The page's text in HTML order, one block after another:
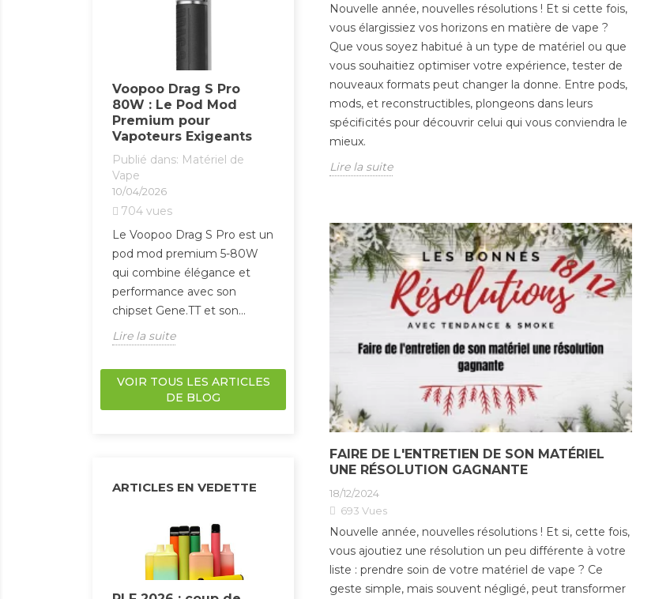
Voopoo Drag S Pro
80W : Le Pod Mod
Premium pour
Vapoteurs Exigeants
Publié dans: Matériel de
Vape
10/04/2026
704 vues
Le Voopoo Drag S Pro est un
pod mod premium 5-80W
qui combine élégance et
performance avec son
chipset Gene.TT et son...
Lire la suite
UWELL Caliburn G3 Pro
: Le Pod Compact 35W
Haute Performance
Publié dans:Matériel de
10/04/2026
444vues
est un pod puissant de 35W
OLED intuitif,...
Lire la suite
PLF 2026 : coup de
théâtre autour de
l’article 23, la
régulation de la vape
abandonnée après le
(PLF) pour 2026 a connu un
retournement de situation
majeur. Ce mardi 20 janvier,
le...
Lire la suite
VOIR TOUS LES ARTICLES
DE BLOG
ARTICLES EN VEDETTE
Nouvelle année, nouvelles résolutions ! Et si cette fois,
vous élargissiez vos horizons en matière de vape ?
Que vous soyez habitué à un type de matériel ou que
vous souhaitiez optimiser votre expérience, tester de
nouveaux formats peut changer la donne. Entre pods,
mods, et reconstructibles, plongeons dans leurs
spécificités pour découvrir celui qui vous conviendra le
mieux.
Lire la suite
FAIRE DE L'ENTRETIEN DE SON MATÉRIEL
UNE RÉSOLUTION GAGNANTE
18/12/2024
693 Vues
Nouvelle année, nouvelles résolutions ! Et si, cette fois,
vous ajoutiez une résolution un peu différente à votre
liste : prendre soin de votre matériel de vape ? Ce
geste simple, mais souvent négligé, peut transformer